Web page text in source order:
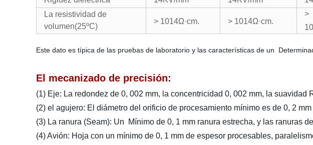
La resistividad de
volumen(25ºC)
> 1014Ω·cm. > 1014Ω·cm.
>
Este dato es típica de las pruebas de laboratorio y las características de un
El mecanizado de precisión:
(1) Eje: La redondez de 0, 002 mm, la concentricidad 0, 002 mm, la suavidad
(2) el agujero: El diámetro del orificio de procesamiento mínimo es de 0, 2
(3) La ranura (Seam): Un Mínimo de 0, 1 mm ranura estrecha, y las ranuras
(4) Avión: Hoja con un mínimo de 0, 1 mm de espesor procesables,